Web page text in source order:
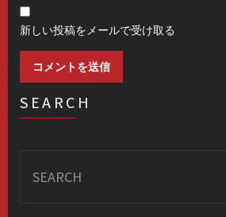
新しい投稿をメールで受け取る
SEARCH
for: